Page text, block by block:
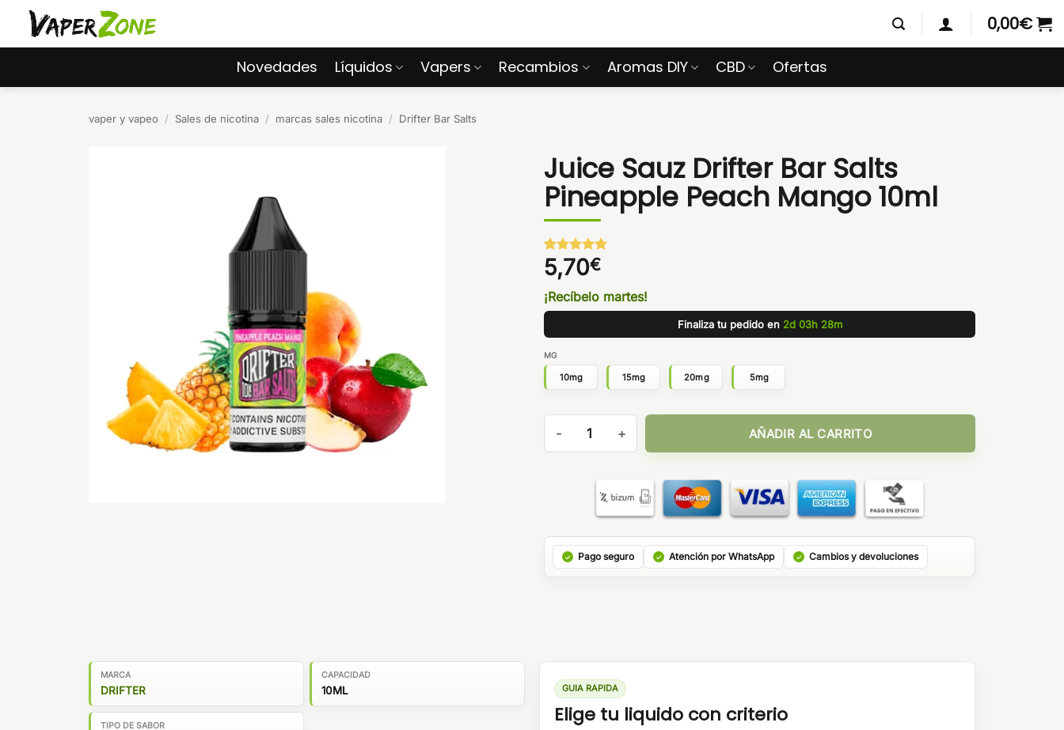
Saltar
contenido
0,00€
Novedades Líquidos Vapers Recambios Aromas DIY CBD Ofertas
vaper y vapeo / Sales de nicotina / marcas sales nicotina / Drifter Bar Salts
Juice Sauz Drifter Bar Salts
Pineapple Peach Mango 10ml
Valorado
con5 de 5
1
valoración
de un
5,70€
¡Recíbelo martes!
Finaliza tu pedido en 2d 03h 28m
MG
10mg 15mg 20mg 5mg
Juice Sauz Drifter Bar Salts Pineapple Peach Mango 10ml cantidad
AÑADIR AL CARRITO
Pago seguro Atención por WhatsApp Cambios y devoluciones
MARCA
DRIFTER
CAPACIDAD
10ML
TIPO DE SABOR
GUIA RAPIDA
Elige tu liquido con criterio